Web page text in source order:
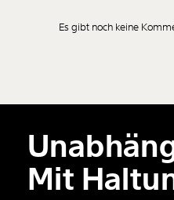
Der Inhalt dieses Feldes wird
Es gibt noch keine
Mit